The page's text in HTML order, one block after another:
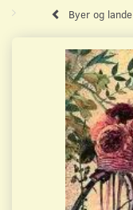
Byer og lande